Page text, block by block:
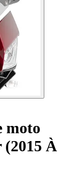
moto
(2015 À